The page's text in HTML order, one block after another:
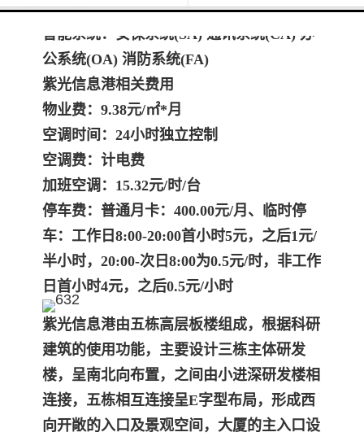
电梯数量：客梯4部，货梯1部
智能系统：安保系统(SA) 通讯系统(CA) 办
公系统(OA) 消防系统(FA)
紫光信息港相关费用
物业费：9.38元/㎡*月
空调时间：24小时独立控制
空调费：计电费
加班空调：15.32元/时/台
停车费： 普通月卡：400.00元/月、临时停
车：工作日8:00-20:00首小时5元，之后1元/
半小时，20:00-次日8:00为0.5元/时，非工作
日首小时4元，之后0.5元/小时
紫光信息港由五栋高层板楼组成，根据科研
建筑的使用功能，主要设计三栋主体研发
楼，呈南北向布置，之间由小进深研发楼相
连接，五栋相互连接呈E字型布局，形成西
向开敞的入口及景观空间，大厦的主入口设